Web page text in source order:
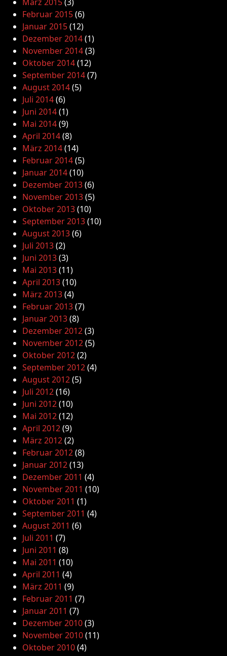
Februar 2015(6)
Januar 2015(12)
Dezember 2014(1)
November 2014(3)
Oktober 2014(12)
September 2014(7)
August 2014(5)
Juli 2014(6)
Juni 2014(1)
Mai 2014(9)
April 2014(8)
März 2014(14)
Februar 2014(5)
Januar 2014(10)
Dezember 2013(6)
November 2013(5)
Oktober 2013(10)
September 2013(10)
August 2013(6)
Juli 2013(2)
Juni 2013(3)
Mai 2013(11)
April 2013(10)
März 2013(4)
Februar 2013(7)
Januar 2013(8)
Dezember 2012(3)
November 2012(5)
Oktober 2012(2)
September 2012(4)
August 2012(5)
Juli 2012(16)
Juni 2012(10)
Mai 2012(12)
April 2012(9)
März 2012(2)
Februar 2012(8)
Januar 2012(13)
Dezember 2011 (4)
November 2011 (10)
Oktober 2011 (1)
September 2011 (4)
August 2011 (6)
Juli 2011 (7)
Juni 2011 (8)
Mai 2011 (10)
April 2011 (4)
März 2011 (9)
Februar 2011 (7)
Januar 2011 (7)
Dezember 2010(3)
November 2010(11)
Oktober 2010(4)